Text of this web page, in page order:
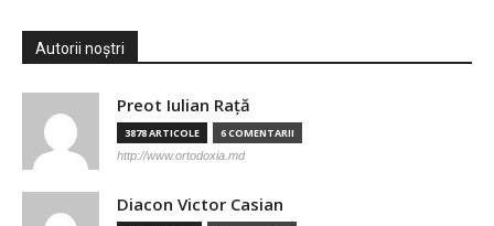
Autorii noștri
Preot Iulian Raţă
3878 ARTICOLE 6 COMENTARII
http://www.ortodoxia.md
Diacon Victor Casian